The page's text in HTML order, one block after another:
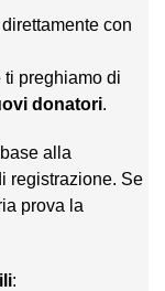
con
preghiamo di
donatori.
alla
registrazione. Se
prova la
: